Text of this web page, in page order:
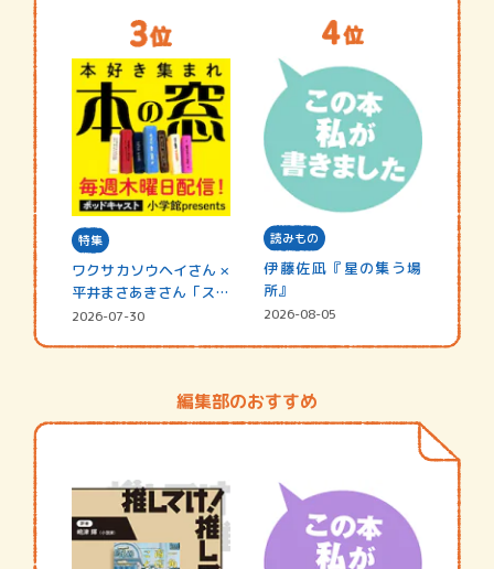
特集
ワクサカソウヘイさん ×
平井まさあきさん「スペ
シャ…
2026-07-30
読みもの
伊藤佐凪『星の集う場
所』
2026-08-05
編集部のおすすめ